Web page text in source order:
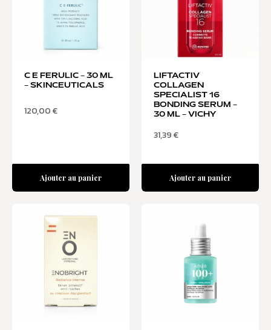
C E FERULIC – 30 ML
– SKINCEUTICALS
120,00€
Ajouter au panier
LIFTACTIV
COLLAGEN
SPECIALIST 16
BONDING SERUM –
30 ML – VICHY
31,39€
Ajouter au panier